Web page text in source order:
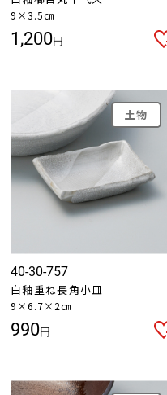
9×3.5㎝
1,200円
土物
40-30-757
白釉重ね長角小皿
9×6.7×2㎝
990円